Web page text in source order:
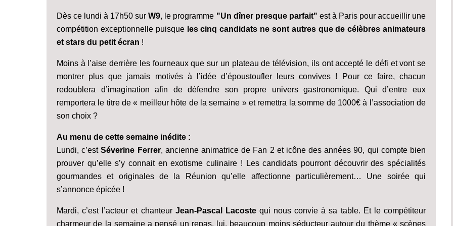
Dès ce lundi à 17h50 surW9, le programme "Un dîner presque parfait" est à Paris pour accueillir une
compétition exceptionnelle puisqueles cinq candidats ne sont autres que de célèbres animateurs
et stars du petit écran !
Moins à l’aise derrière les fourneaux que sur un plateau de télévision, ils ont accepté le défi et vont se
montrer plus que jamais motivés à l’idée d’époustoufler leurs convives ! Pour ce faire, chacun
redoublera d’imagination afin de défendre son propre univers gastronomique. Qui d’entre eux
remportera le titre de « meilleur hôte de la semaine » et remettra la somme de 1000€ à l’association de
son choix ?
Au menu de cette semaine inédite :
Lundi, c’estSéverine Ferrer, ancienne animatrice de Fan 2 et icône des années 90, qui compte bien
prouver qu’elle s’y connait en exotisme culinaire ! Les candidats pourront découvrir des spécialités
gourmandes et originales de la Réunion qu’elle affectionne particulièrement… Une soirée qui
s’annonce épicée !
Mardi, c’est l’acteur et chanteur Jean-Pascal Lacostequi nous convie à sa table. Et le compétiteur
charmeur de la semaine a pensé un repas, lui, beaucoup moins séducteur autour du thème « scènes